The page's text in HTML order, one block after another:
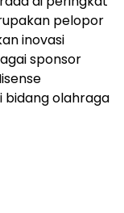
pelopor
inovasi
sponsor
olahraga